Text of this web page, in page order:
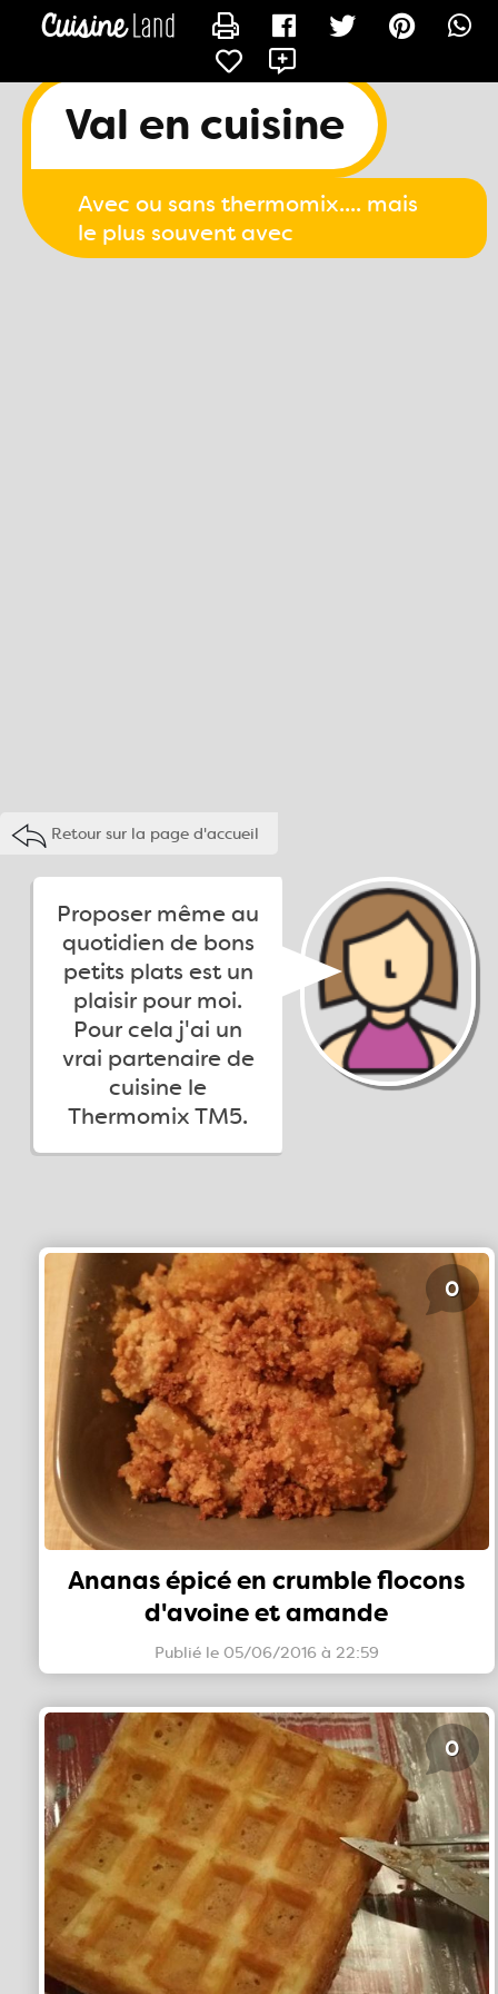
Val en cuisine
Avec ou sans thermomix.... mais
le plus souvent avec
Retour sur la page d'accueil
Proposer même au
quotidien de bons
petits plats est un
plaisir pour moi.
Pour cela j'ai un
vrai partenaire de
cuisine le
Thermomix TM5.
Ananas épicé en crumble flocons
d'avoine et amande
Publié le 05/06/2016 à 22:59
0
0
CONTACTER ILERIA